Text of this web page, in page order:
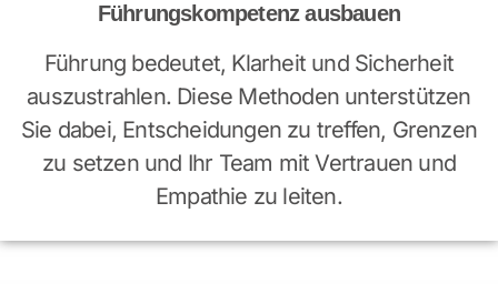
Führungskompetenz ausbauen
Führung bedeutet, Klarheit und Sicherheit
auszustrahlen. Diese Methoden unterstützen
Sie dabei, Entscheidungen zu treffen, Grenzen
zu setzen und Ihr Team mit Vertrauen und
Empathie zu leiten.